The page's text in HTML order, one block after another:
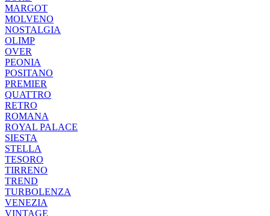
MARGOT
MOLVENO
NOSTALGIA
OLIMP
OVER
PEONIA
POSITANO
PREMIER
QUATTRO
RETRO
ROMANA
ROYAL PALACE
SIESTA
STELLA
TESORO
TIRRENO
TREND
TURBOLENZA
VENEZIA
VINTAGE